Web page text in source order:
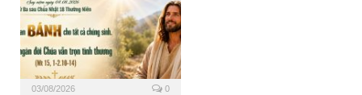
03/08/2026 0